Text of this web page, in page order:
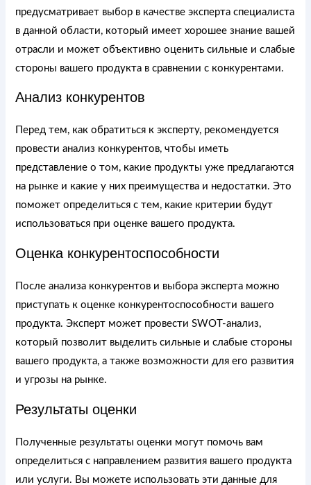
предусматривает выбор в качестве эксперта специалиста
в данной области, который имеет хорошее знание вашей
отрасли и может объективно оценить сильные и слабые
стороны вашего продукта в сравнении с конкурентами.
Анализ конкурентов
Перед тем, как обратиться к эксперту, рекомендуется
провести анализ конкурентов, чтобы иметь
представление о том, какие продукты уже предлагаются
на рынке и какие у них преимущества и недостатки. Это
поможет определиться с тем, какие критерии будут
использоваться при оценке вашего продукта.
Оценка конкурентоспособности
После анализа конкурентов и выбора эксперта можно
приступать к оценке конкурентоспособности вашего
продукта. Эксперт может провести SWOT-анализ,
который позволит выделить сильные и слабые стороны
вашего продукта, а также возможности для его развития
и угрозы на рынке.
Результаты оценки
Полученные результаты оценки могут помочь вам
определиться с направлением развития вашего продукта
или услуги. Вы можете использовать эти данные для